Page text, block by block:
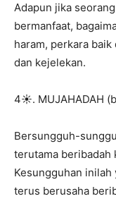
Adapun jika
bermanfaat,
haram, perkara
dan kejelekan.
4☀️. MUJAHADAH
Bersungguh-
terutama beribadah
Kesungguhan inilah
terus berusaha